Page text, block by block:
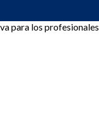
para los